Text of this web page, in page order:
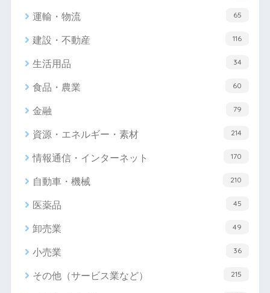
運輸・物流 65
建設・不動産 116
生活用品 34
食品・農業 60
金融 79
資源・エネルギー・素材 214
情報通信・インターネット 170
自動車・機械 210
医薬品 45
卸売業 49
小売業 36
その他（サービス業など） 215